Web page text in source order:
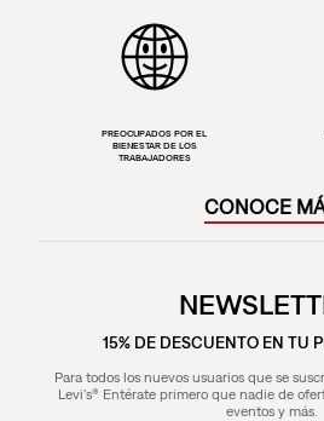
PREOCUPADOS POR EL
BIENESTAR DE LOS
TRABAJADORES
CONOCE
15% DE DESCUENTO EN TU
Para todos los nuevos usuarios que se
Levi's® Entérate primero que nadie de
eventos y más.